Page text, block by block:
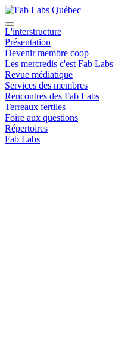
L'interstructure
Présentation
Devenir membre coop
Les mercredis c'est Fab Labs
Revue médiatique
Services des membres
Rencontres des Fab Labs
Terreaux fertiles
Foire aux questions
Répertoires
Fab Labs